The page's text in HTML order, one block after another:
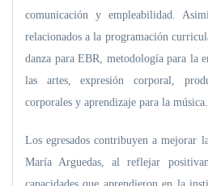
comunicación y empleabilidad.
relacionados a la programación
danza para EBR, metodología para la
las artes, expresión corporal,
corporales y aprendizaje para la música.
Los egresados contribuyen a mejorar
María Arguedas, al reflejar